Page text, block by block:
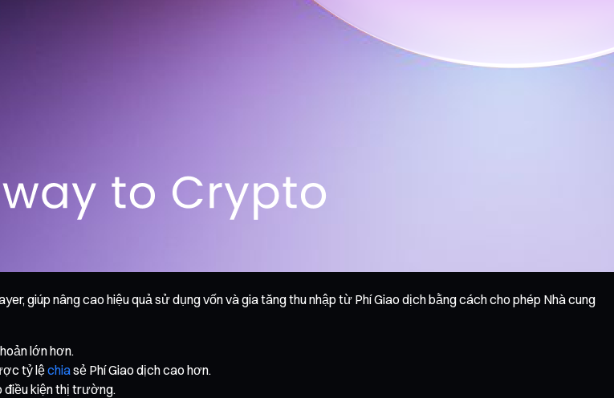
giúp nâng cao hiệu quả sử dụng vốn và gia tăng thu nhập từ Phí Giao dịch bằng cách cho phép Nhà cung
lớn hơn.
tỷ lệchiasẻ Phí Giao dịch cao hơn.
điều kiện thị trường.